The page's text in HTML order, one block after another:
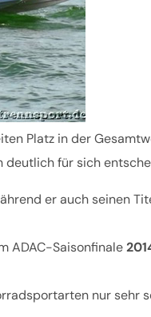
Platz in der
deutlich für sich
er auch seinen
ADAC-Saisonfinale
nur sehr